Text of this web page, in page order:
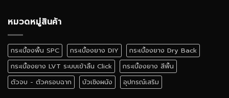
สี
ไหน
ดี
หมวดหมู่สินค้า
กระเบื้องพื้น SPC กระเบื้องยาง DIY
กระเบื้องยาง Dry Back
กระเบื้องยาง LVT ระบบเข้าลิ้น Click
กระเบื้องยาง สีพื้น
ตัวจบ - ตัวครอบฉาก
บัวเชิงผนัง อุปกรณ์เสริม